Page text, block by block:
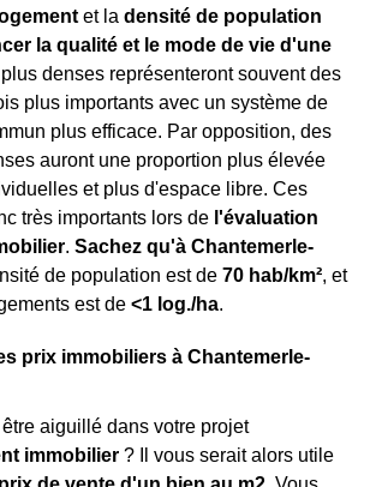
et la densité de population
la qualité et le mode de vie d'une
denses représenteront souvent des
plus importants avec un système de
plus efficace. Par opposition, des
auront une proportion plus élevée
et plus d'espace libre. Ces
très importants lors de l'évaluation
. Sachez qu'à Chantemerle-
de population est de 70 hab/km², et
est de <1 log./ha.
prix immobiliers à Chantemerle-
aiguillé dans votre projet
immobilier ? Il vous serait alors utile